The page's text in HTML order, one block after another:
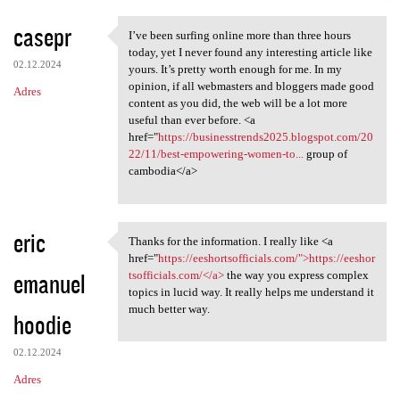
casepr
02.12.2024
Adres
I’ve been surfing online more
I’ve been surfing online more than three hours
today, yet I never found any interesting article like
yours. It’s pretty worth enough for me. In my
opinion, if all webmasters and bloggers made good
content as you did, the web will be a lot more
useful than ever before. <a
href="https://businesstrends2025.blogspot.com/20
22/11/best-empowering-women-to...
group of
cambodia</a>
eric
emanuel
hoodie
02.12.2024
Adres
Thanks for the information. I
Thanks for the information. I really like <a
href="https://eeshortsofficials.com/">https://eeshor
tsofficials.com/</a>the way you express complex
topics in lucid way. It really helps me understand it
much better way.